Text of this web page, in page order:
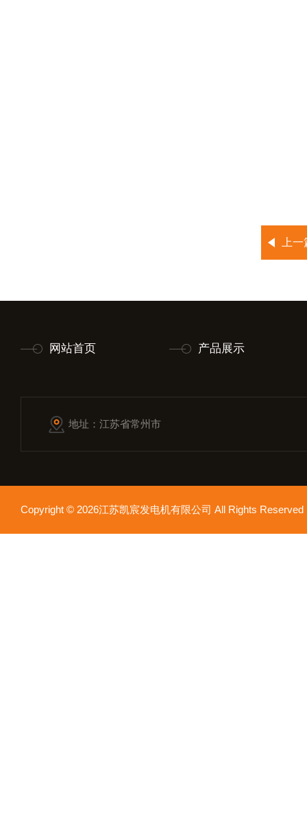
上
网站首页 产品展示
地址：江苏省常州市
Copyright © 2026江苏凯宸发电机有限公司 All Rights